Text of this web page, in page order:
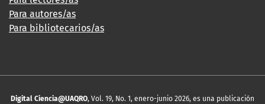
Para autores/as
Para bibliotecarios/as
Digital Ciencia@UAQRO, Vol. 19, No. 1, enero-junio 2026, es una publicación